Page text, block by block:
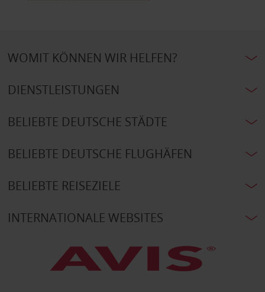
WOMIT KÖNNEN WIR HELFEN?
DIENSTLEISTUNGEN
BELIEBTE DEUTSCHE STÄDTE
BELIEBTE DEUTSCHE FLUGHÄFEN
BELIEBTE REISEZIELE
INTERNATIONALE WEBSITES